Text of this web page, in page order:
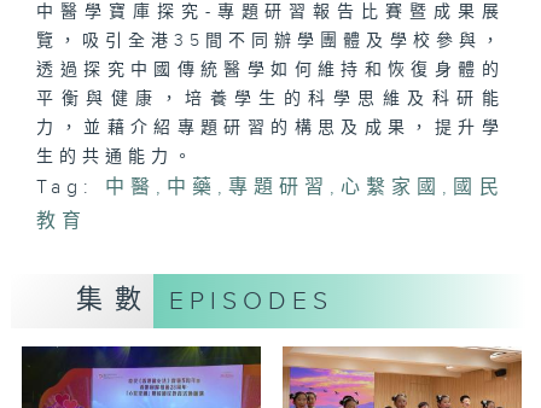
中醫學寶庫探究-專題研習報告比賽暨成果展
覽，吸引全港35間不同辦學團體及學校參與，
透過探究中國傳統醫學如何維持和恢復身體的
平衡與健康，培養學生的科學思維及科研能
力，並藉介紹專題研習的構思及成果，提升學
生的共通能力。
Tag: 中醫 , 中藥 , 專題研習 , 心繫家國 , 國民
教育
集數 EPISODES